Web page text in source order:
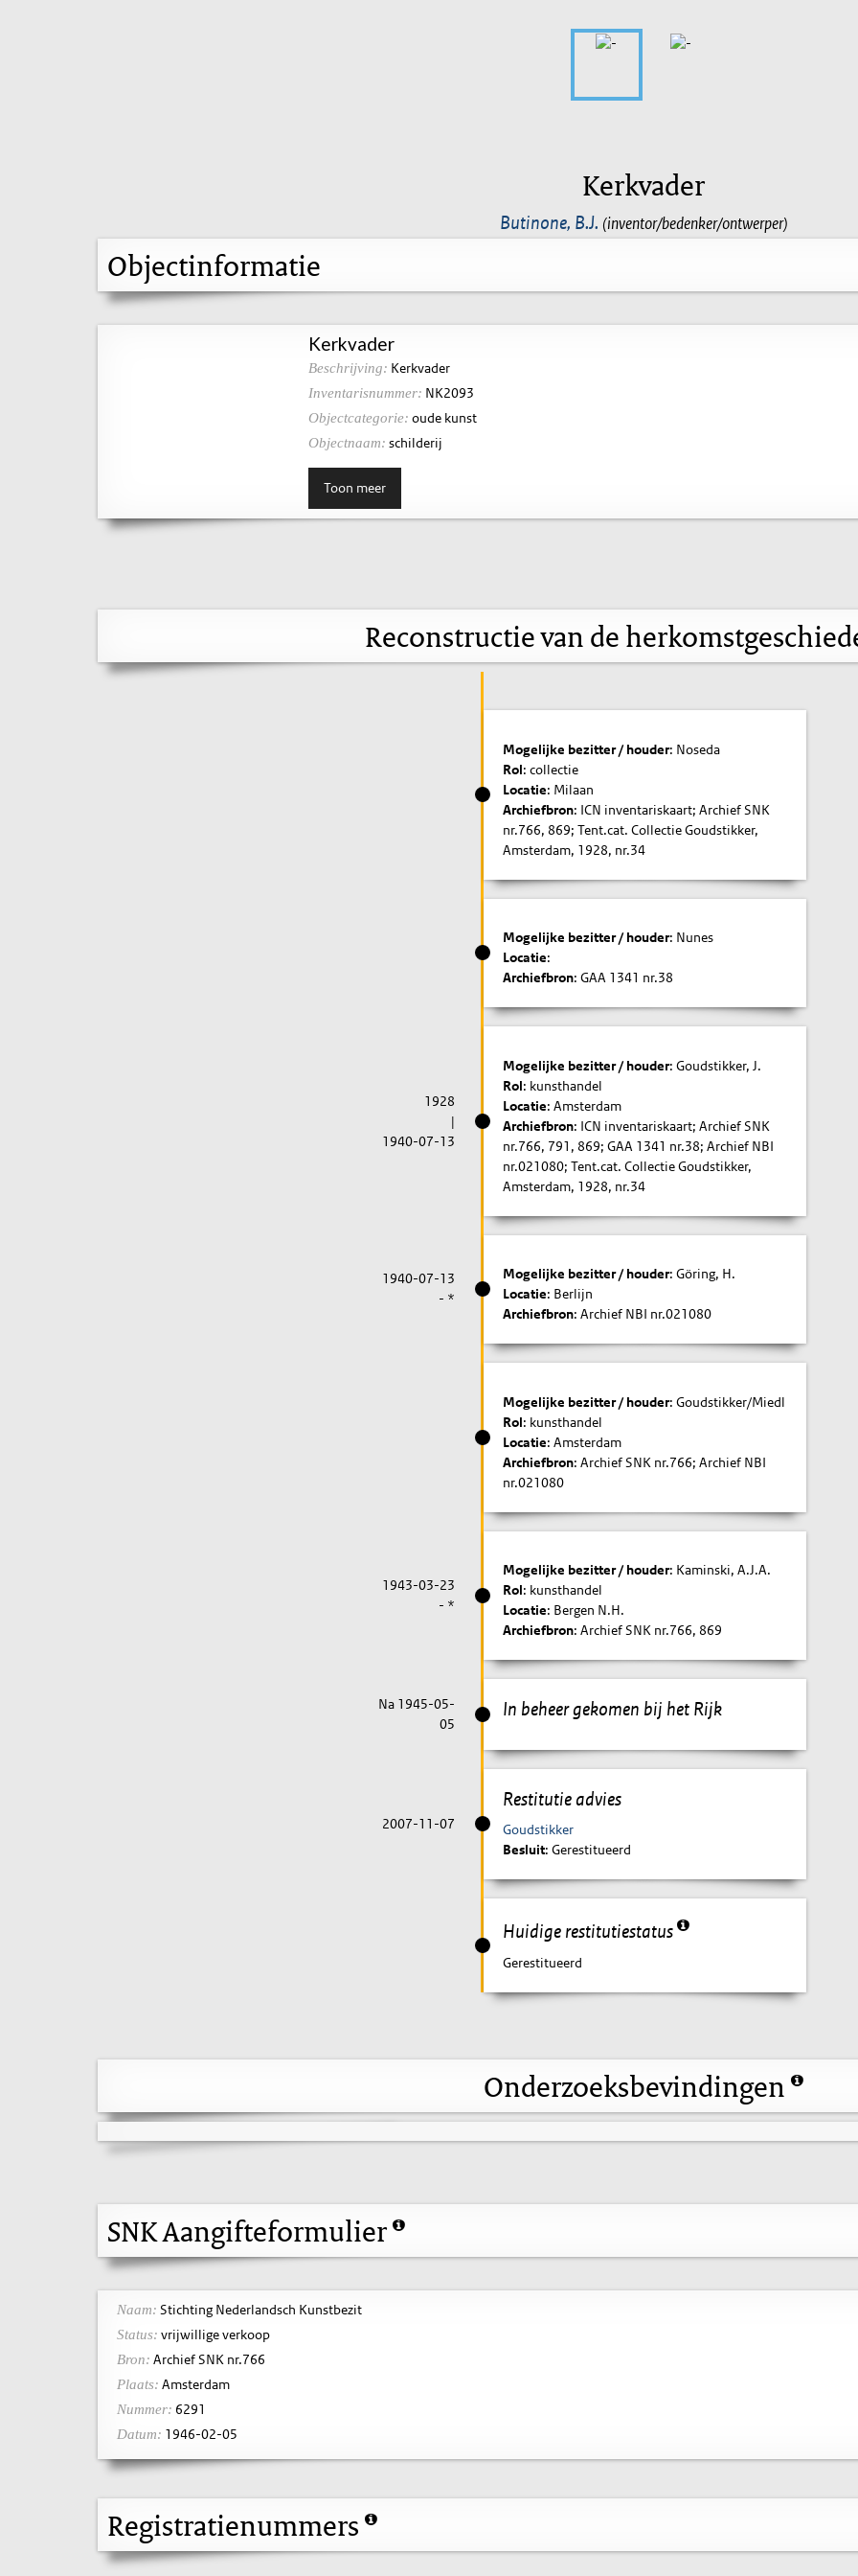
Kerkvader
Butinone, B.J. (inventor/bedenker/ontwerper)
Objectinformatie
Kerkvader
Beschrijving: Kerkvader
Inventarisnummer: NK2093
Objectcategorie: oude kunst
Objectnaam: schilderij
Toon meer
Reconstructie van de
Mogelijke bezitter / houder: Noseda
Rol: collectie
Locatie: Milaan
Archiefbron: ICN inventariskaart; Archief SNK
nr.766, 869; Tent.cat. Collectie Goudstikker,
Amsterdam, 1928, nr.34
Mogelijke bezitter / houder: Nunes
Locatie:
Archiefbron: GAA 1341 nr.38
1928
|
1940-07-13
Mogelijke bezitter / houder: Goudstikker, J.
Rol: kunsthandel
Locatie: Amsterdam
Archiefbron: ICN inventariskaart; Archief SNK
nr.766, 791, 869; GAA 1341 nr.38; Archief NBI
nr.021080; Tent.cat. Collectie Goudstikker,
Amsterdam, 1928, nr.34
1940-07-13
- *
Mogelijke bezitter / houder: Göring, H.
Locatie: Berlijn
Archiefbron: Archief NBI nr.021080
Mogelijke bezitter / houder: Goudstikker/Miedl
Rol: kunsthandel
Locatie: Amsterdam
Archiefbron: Archief SNK nr.766; Archief NBI
nr.021080
1943-03-23
- *
Mogelijke bezitter / houder: Kaminski, A.J.A.
Rol: kunsthandel
Locatie: Bergen N.H.
Archiefbron: Archief SNK nr.766, 869
In beheer gekomen bij het Rijk
Na 1945-05-
05
Restitutie advies
2007-11-07
Goudstikker
Besluit: Gerestitueerd
Huidige restitutiestatus
Gerestitueerd
Onderzoeksbevindingen
SNK Aangifteformulier
Naam: Stichting Nederlandsch Kunstbezit
Status: vrijwillige verkoop
Bron: Archief SNK nr.766
Plaats: Amsterdam
Nummer: 6291
Datum: 1946-02-05
Registratienummers